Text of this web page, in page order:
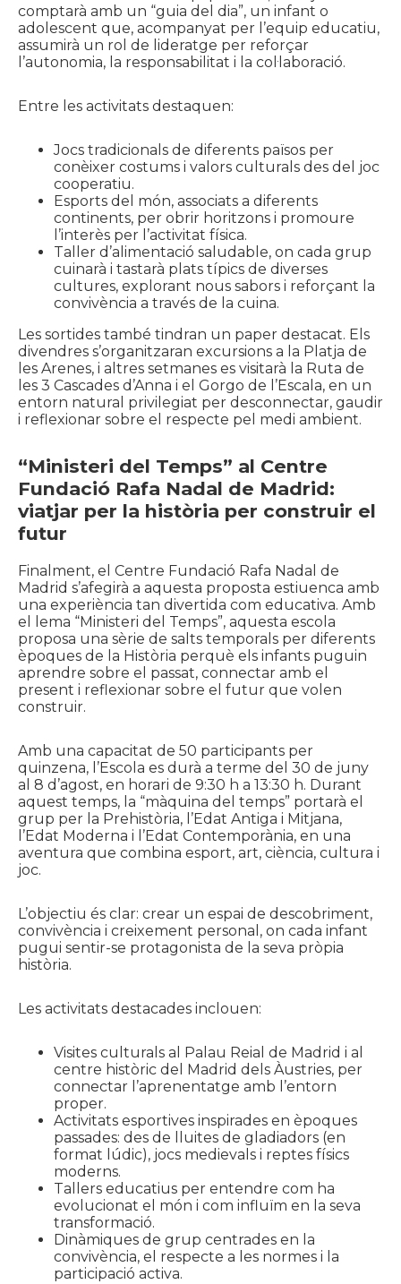
comptarà amb un “guia del dia”, un infant o
adolescent que, acompanyat per l’equip educatiu,
assumirà un rol de lideratge per reforçar
l’autonomia, la responsabilitat i la col·laboració.
Entre les activitats destaquen:
Jocs tradicionals de diferents països per
conèixer costums i valors culturals des del joc
cooperatiu.
Esports del món, associats a diferents
continents, per obrir horitzons i promoure
l’interès per l’activitat física.
Taller d’alimentació saludable, on cada grup
cuinarà i tastarà plats típics de diverses
cultures, explorant nous sabors i reforçant la
convivència a través de la cuina.
Les sortides també tindran un paper destacat. Els
divendres s’organitzaran excursions a la Platja de
les Arenes, i altres setmanes es visitarà la Ruta de
les 3 Cascades d’Anna i el Gorgo de l’Escala, en un
entorn natural privilegiat per desconnectar, gaudir
i reflexionar sobre el respecte pel medi ambient.
“Ministeri del Temps” al Centre
Fundació Rafa Nadal de Madrid:
viatjar per la història per construir el
futur
Finalment, el Centre Fundació Rafa Nadal de
Madrid s’afegirà a aquesta proposta estiuenca amb
una experiència tan divertida com educativa. Amb
el lema “Ministeri del Temps”, aquesta escola
proposa una sèrie de salts temporals per diferents
èpoques de la Història perquè els infants puguin
aprendre sobre el passat, connectar amb el
present i reflexionar sobre el futur que volen
construir.
Amb una capacitat de 50 participants per
quinzena, l’Escola es durà a terme del 30 de juny
al 8 d’agost, en horari de 9:30 h a 13:30 h. Durant
aquest temps, la “màquina del temps” portarà el
grup per la Prehistòria, l’Edat Antiga i Mitjana,
l’Edat Moderna i l’Edat Contemporània, en una
aventura que combina esport, art, ciència, cultura i
joc.
L’objectiu és clar: crear un espai de descobriment,
convivència i creixement personal, on cada infant
pugui sentir-se protagonista de la seva pròpia
història.
Les activitats destacades inclouen:
Visites culturals al Palau Reial de Madrid i al
centre històric del Madrid dels Àustries, per
connectar l’aprenentatge amb l’entorn
proper.
Activitats esportives inspirades en èpoques
passades: des de lluites de gladiadors (en
format lúdic), jocs medievals i reptes físics
moderns.
Tallers educatius per entendre com ha
evolucionat el món i com influïm en la seva
transformació.
Dinàmiques de grup centrades en la
convivència, el respecte a les normes i la
participació activa.